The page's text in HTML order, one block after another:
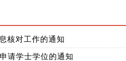
核对工作的通知
请学士学位的通知